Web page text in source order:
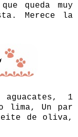
queda muy
Merece la
1
lima, Un par
de oliva,